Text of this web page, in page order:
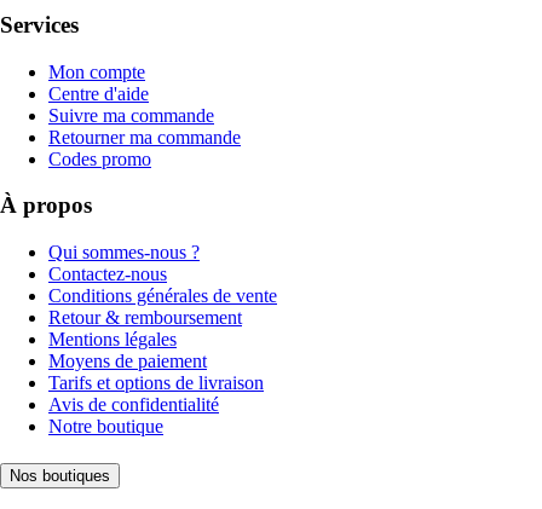
Services
Mon compte
Centre d'aide
Suivre ma commande
Retourner ma commande
Codes promo
À propos
Qui sommes-nous ?
Contactez-nous
Conditions générales de vente
Retour & remboursement
Mentions légales
Moyens de paiement
Tarifs et options de livraison
Avis de confidentialité
Notre boutique
Nos boutiques